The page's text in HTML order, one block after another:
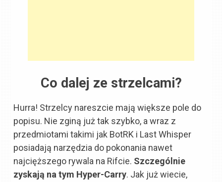
Co dalej ze strzelcami?
Hurra! Strzelcy nareszcie mają większe pole do
popisu. Nie zginą już tak szybko, a wraz z
przedmiotami takimi jak BotRK i Last Whisper
posiadają narzędzia do pokonania nawet
najcięższego rywala na Rifcie. Szczególnie
zyskają na tym Hyper-Carry. Jak już wiecie,